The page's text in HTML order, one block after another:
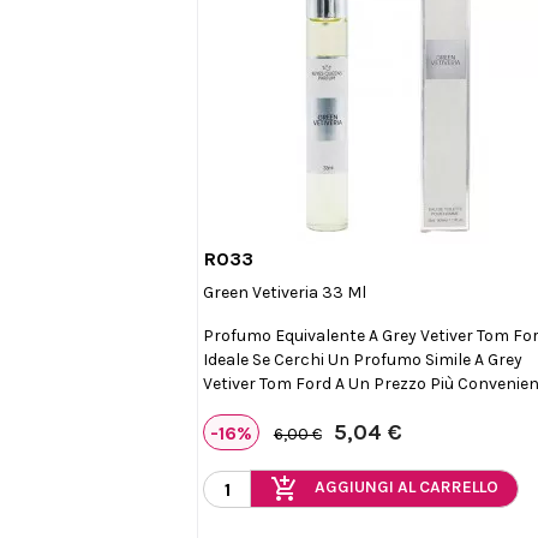
R033
Green Vetiveria 33 Ml
Profumo Equivalente A Grey Vetiver Tom
Ideale Se Cerchi Un Profumo Simile A Grey
Vetiver Tom Ford A Un Prezzo Più
-16% 6,00 € 5,04 €
add_shopping_cart AGGIUNGI AL CARRELLO